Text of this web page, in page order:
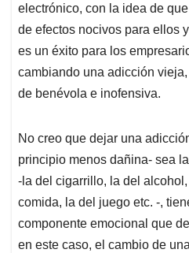
electrónico, con la idea de
de efectos nocivos para ellos
es un éxito para los
cambiando una adicción
de benévola e inofensiva.
No creo que dejar una
principio menos dañina- sea
-la del cigarrillo, la del
comida, la del juego etc. -,
componente emocional que
en este caso, el cambio de